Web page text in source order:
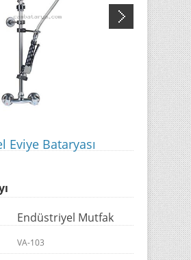
Eviye Bataryası
Endüstriyel Mutfak
VA-103